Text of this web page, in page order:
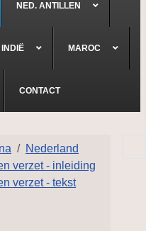
NED. ANTILLEN
MAROC
CONTACT
Nederland
verzet - inleiding
verzet - tekst